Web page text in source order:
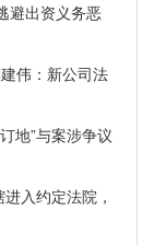
避出资义务恶
伟：新公司法
地”与案涉争议
入约定法院，